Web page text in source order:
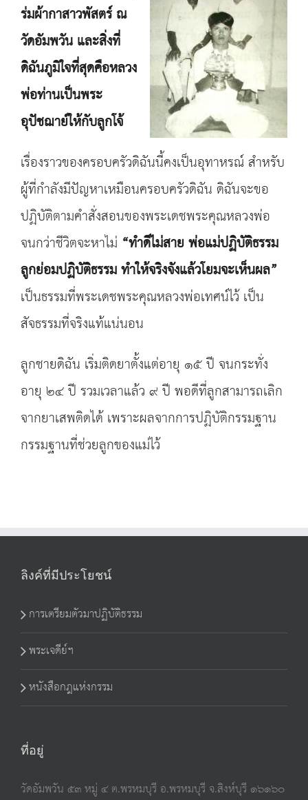
ร่มผ้ากาสาวพัสตร์ ณ
วัดอัมพวัน และสิ่งที่
ดิฉันภูมิใจที่สุดคือหลวง
พ่อท่านเป็นพระ
อุปัชฌาย์ให้กับลูกโจ้
เรื่องราวของครอบครัวดิฉันนี้คงเป็นอุทาหรณ์ สำหรับ
ผู้ที่กำลังมีปัญหาเหมือนครอบครัวดิฉัน ดิฉันจะขอ
ปฏิบัติตามคำสั่งสอนของพระเดชพระคุณหลวงพ่อ
จนกว่าชีวิตจะหาไม่ “ทำดีไม่สาย พ่อแม่ปฏิบัติธรรม
ลูกย่อมปฏิบัติธรรม ทำให้จริงจังแล้วโยมจะเห็นผล”
เป็นธรรมที่พระเดชพระคุณหลวงพ่อเทศน์ไว้ เป็น
สัจธรรมที่จริงแท้แน่นอน
ลูกชายดิฉัน เริ่มติดยาตั้งแต่อายุ ๑๕ ปี จนกระทั่ง
อายุ ๒๔ ปี รวมเวลาแล้ว ๙ ปี พอดีที่ลูกสามารถเลิก
จากยาเสพติดได้ เพราะผลจากการปฏิบัติกรรมฐาน
กรรมฐานที่ช่วยลูกของแม่ไว้
ลิงค์ที่มีประโยชน์
การเตรียมตัวมาปฏิบัติธรรม
พระเจดีย์ฯ
หนังสือกฎแห่งกรรม
ที่อยู่
วัดอัมพวัน ๕๓ หมู่ ๔ ต.พรหมบุรี อ.พรหมบุรี จ.สิงห์บุรี ๑๖๑๖๐